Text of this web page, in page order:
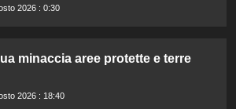
2026 : 0:30
minaccia aree protette e terre
2026 : 18:40